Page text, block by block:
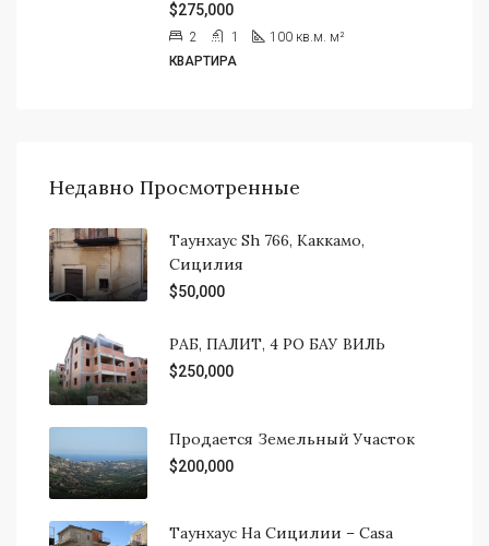
$275,000
2 1 100 кв.м. м²
КВАРТИРА
Недавно Просмотренные
Таунхаус Sh 766, Каккамо,
Сицилия
$50,000
РАБ, ПАЛИТ, 4 РО БАУ ВИЛЬ
$250,000
Продается Земельный Участок
$200,000
Таунхаус На Сицилии – Casa